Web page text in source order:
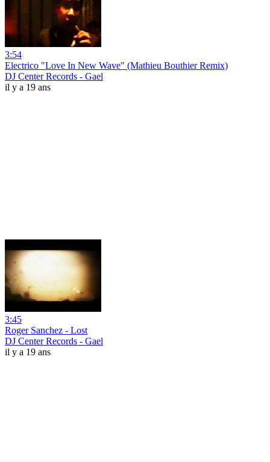
3:54
Electrico "Love In New Wave" (Mathieu Bouthier Remix)
DJ Center Records - Gael
il y a 19 ans
3:45
Roger Sanchez - Lost
DJ Center Records - Gael
il y a 19 ans